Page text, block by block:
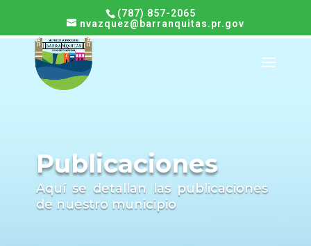
(787) 857-2065
nvazquez@barranquitas.pr.gov
Publicaciones
Aquí se detallan las publicaciones
de nuestro municipio